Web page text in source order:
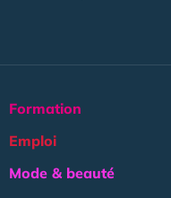
Formation
Emploi
Mode & beauté